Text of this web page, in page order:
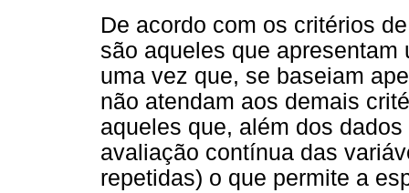
De acordo com os critérios
são aqueles que
uma vez que, se baseiam
não atendam aos demais
aqueles que, além dos
avaliação contínua das
repetidas) o que permite a